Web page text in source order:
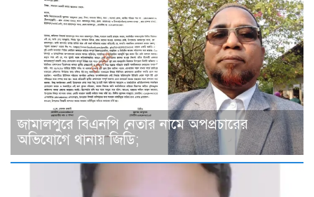
জামালপুরে বিএনপি নেতার নামে অপপ্রচারের
অভিযোগে থানায় জিডি;